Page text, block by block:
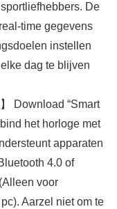
De
time gegevens
instellen
dag te blijven
Download “Smart
het horloge met
apparaten
4.0 of
voor
Aarzel niet om te